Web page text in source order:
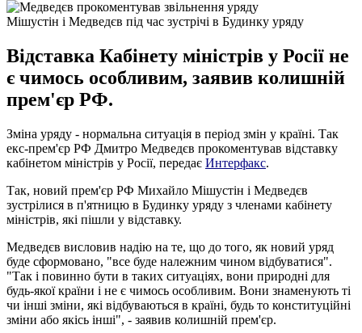
Мішустін і Медведєв під час зустрічі в Будинку уряду
Відставка Кабінету міністрів у Росії не
є чимось особливим, заявив колишній
прем'єр РФ.
Зміна уряду - нормальна ситуація в період змін у країні. Так
екс-прем'єр РФ Дмитро Медведєв прокоментував відставку
кабінетом міністрів у Росії, передає Интерфакс.
Так, новий прем'єр РФ Михайло Мішустін і Медведєв
зустрілися в п'ятницю в Будинку уряду з членами кабінету
міністрів, які пішли у відставку.
Медведєв висловив надію на те, що до того, як новий уряд
буде сформовано, "все буде належним чином відбуватися".
"Так і повинно бути в таких ситуаціях, вони природні для
будь-якої країни і не є чимось особливим. Вони знаменують ті
чи інші зміни, які відбуваються в країні, будь то конституційні
зміни або якісь інші", - заявив колишній прем'єр.